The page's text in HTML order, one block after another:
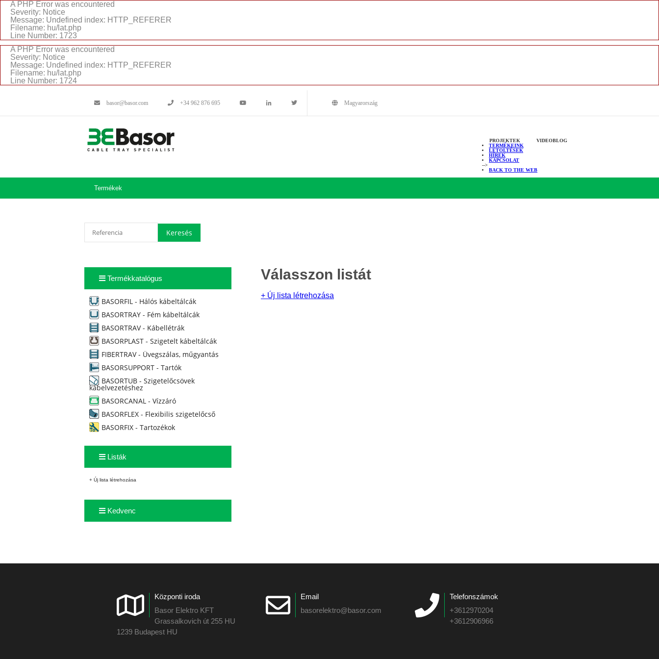
A PHP Error was encountered
Severity: Notice
Message: Undefined index: HTTP_REFERER
Filename: hu/lat.php
Line Number: 1723
A PHP Error was encountered
Severity: Notice
Message: Undefined index: HTTP_REFERER
Filename: hu/lat.php
Line Number: 1724
basor@basor.com +34 962 876 695 Magyarország
PROJEKTEK
VIDEOBLOG
TERMÉKEINK
LETÖLTÉSEK
HÍREK
KAPCSOLAT
-->
BACK TO THE WEB
Termékek
Termékkatalógus
BASORFIL - Hálós kábeltálcák
BASORTRAY - Fém kábeltálcák
BASORTRAV - Kábellétrák
BASORPLAST - Szigetelt kábeltálcák
FIBERTRAV - Üvegszálas, műgyantás
BASORSUPPORT - Tartók
BASORTUB - Szigetelőcsövek
kábelvezetéshez
BASORCANAL - Vízzáró
BASORFLEX - Flexibilis szigetelőcső
BASORFIX - Tartozékok
Listák
+ Új lista létrehozása
Kedvenc
Válasszon listát
+ Új lista létrehozása
Központi iroda
Basor Elektro KFT
Grassalkovich út 255 HU
1239 Budapest HU
Email
basorelektro@basor.com
Telefonszámok
+3612970204
+3612906966